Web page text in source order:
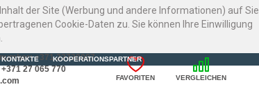
der Site (Werbung und andere Informationen) auf Sie
Cookie-Daten zu. Sie können Ihre Einwilligung
KONTAKTE KOOPERATIONSPARTNER
+371 22720007
27 065 770
FAVORITEN VERGLEICHEN